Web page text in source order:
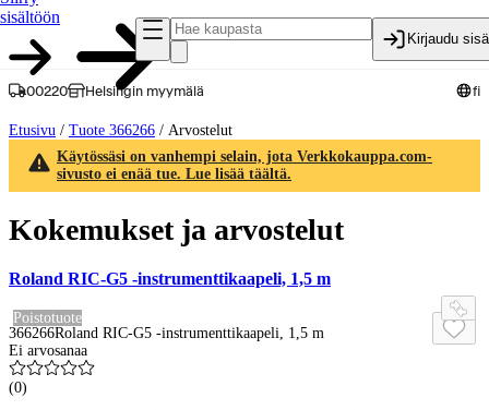
sisältöön
Kirjaudu
00220 Helsingin myymälä fi
Etusivu / Tuote 366266 / Arvostelut
Käytössäsi on vanhempi selain, jota Verkkokauppa.com-
sivusto ei enää tue. Lue lisää täältä.
Kokemukset ja arvostelut
Roland RIC-G5 -instrumenttikaapeli, 1,5 m
Poistotuote
366266Roland RIC-G5 -instrumenttikaapeli, 1,5 m
Ei arvosanaa
(0)